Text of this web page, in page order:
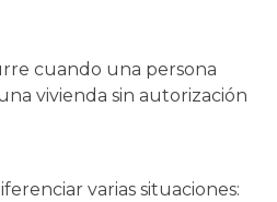
cuando una persona
vivienda sin autorización
varias situaciones: